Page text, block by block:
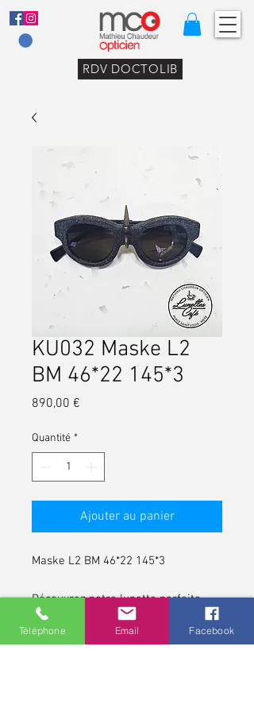
RDV DOCTOLIB
KU032 Maske L2
BM 46*22 145*3
890,00 €
Quantité *
Ajouter au panier
Maske L2 BM 46*22 145*3
Découvrez notre lunette parfaite
pour ceux qui apprécient le style
vintage.
Téléphone Email Facebook